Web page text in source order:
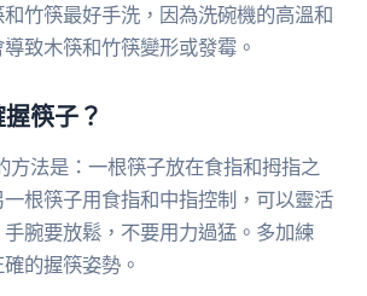
竹筷最好手洗，因為洗碗機的高溫和
致木筷和竹筷變形或發霉。
筷子？
方法是：一根筷子放在食指和拇指之
根筷子用食指和中指控制，可以靈活
腕要放鬆，不要用力過猛。多加練
的握筷姿勢。